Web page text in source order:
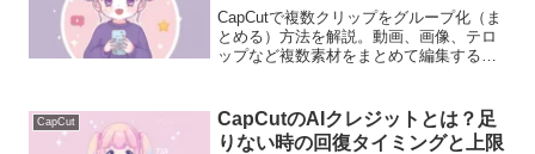
CapCutで複数クリップをグループ化（ま
とめる）方法を解説。動画、画像、テロ
ップなど複数素材をまとめて編集するテ
CapCut
CapCutのAIクレジットとは？足
りない時の回復タイミングと上限